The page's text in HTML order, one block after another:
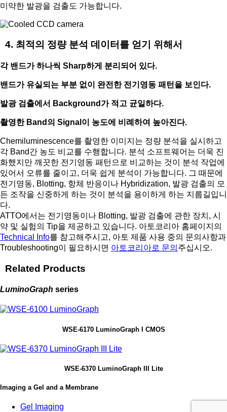
미약한 발광을 검출도 가능합니다.
4. 최적의 정량 분석 데이터를 얻기 위해서
각 밴드가 하나씩 Sharp하게 분리되어 있다.
밴드가 유실되는 부분 없이 완전한 전기영동 패턴을 보인다.
발광 검출에서 Background가 적고 균일하다.
촬영한 Band의 Signal이 농도에 비례하여 높아진다.
Chemiluminescence를 촬영한 이미지는 정량 분석을 실시하고
각 Band간 농도 비교를 수행합니다. 분석 소프트웨어는 더욱 진
화했지만 깨끗한 전기영동 패턴으로 비교하는 것이 분석 작업에
있어서 오류를 줄이고, 더욱 쉽게 분석이 가능합니다. 그 때문에
전기영동, Blotting, 항체 반응이나 Hybridization, 발광 검출의 모
든 조작을 신중하게 하는 것이 분석을 용이하게 하는 지름길입니
다.
ATTO에서는 전기영동이나 Blotting, 발광 검출에 관한 장치, 시
약 및 실험의 Tip을 제공하고 있습니다. 아토코리아 홈페이지의
Technical Info를 참고해주시고, 아토 제품 사용 중의 문의사항과
Troubleshooting이 필요하시면 아토코리아로 문의 주십시오.
Related Products
LuminoGraph series
WSE-6170 LuminoGraph I CMOS
WSE-6370 LuminoGraph III Lite
Imaging a Gel and a Membrane
Gel Imaging